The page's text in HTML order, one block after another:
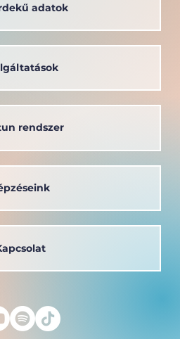
rendszer
adatok